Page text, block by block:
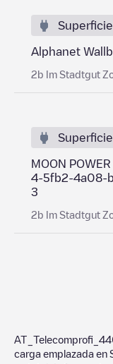
Superficie
Alphanet
2b Im Stadtgut
Superficie
MOON
4-5fb2-4a08-
3
2b Im Stadtgut
carga emplazada en